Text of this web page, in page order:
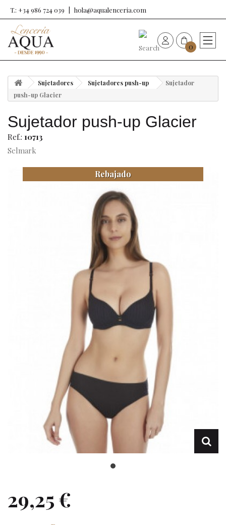
T.: +34 986 724 039 hola@aqualenceria.com
0
Nueva colección
Sujetadores
Baño de mujer
Ropa y complementos
Lencería
Prendas moldeadoras
Hombre
Ortopedia
Outlet
Sujetadores Sujetadores push-up
Sujetador
push-up Glacier
Sujetador push-up Glacier
Ref.: 10713
Selmark
Rebajado
29,25 €